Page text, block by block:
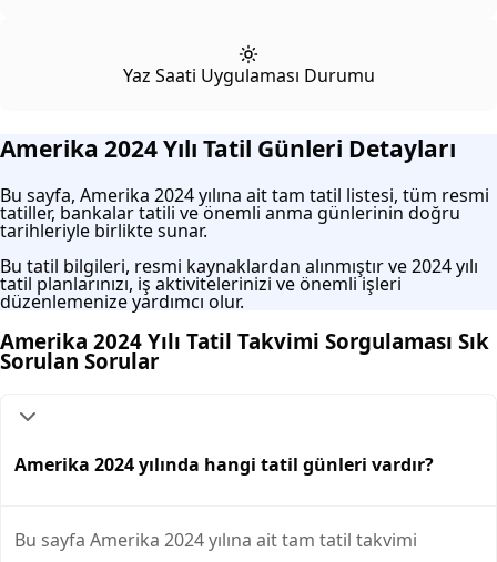
Yaz Saati Uygulaması Durumu
Amerika 2024 Yılı Tatil Günleri Detayları
Bu sayfa, Amerika 2024 yılına ait tam tatil listesi, tüm resmi
tatiller, bankalar tatili ve önemli anma günlerinin doğru
tarihleriyle birlikte sunar.
Bu tatil bilgileri, resmi kaynaklardan alınmıştır ve 2024 yılı
tatil planlarınızı, iş aktivitelerinizi ve önemli işleri
düzenlemenize yardımcı olur.
Amerika 2024 Yılı Tatil Takvimi Sorgulaması Sık
Sorulan Sorular
Amerika 2024 yılında hangi tatil günleri vardır?
Bu sayfa Amerika 2024 yılına ait tam tatil takvimi